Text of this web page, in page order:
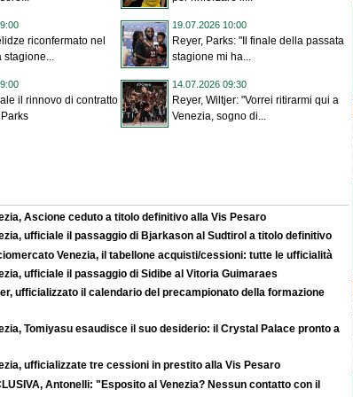
riconfermato nel
stagione...
19.07.2026 10:00
Reyer, Parks: "Il finale della passata
stagione mi ha...
il rinnovo di contratto
14.07.2026 09:30
Reyer, Wiltjer: "Vorrei ritirarmi qui a
Venezia, sogno di...
Ascione ceduto a titolo definitivo alla Vis Pesaro
ufficiale il passaggio di Bjarkason al Sudtirol a titolo definitivo
Venezia, il tabellone acquisti/cessioni: tutte le ufficialità
ufficiale il passaggio di Sidibe al Vitoria Guimaraes
ufficializzato il calendario del precampionato della formazione
Tomiyasu esaudisce il suo desiderio: il Crystal Palace pronto a
ufficializzate tre cessioni in prestito alla Vis Pesaro
Antonelli: "Esposito al Venezia? Nessun contatto con il